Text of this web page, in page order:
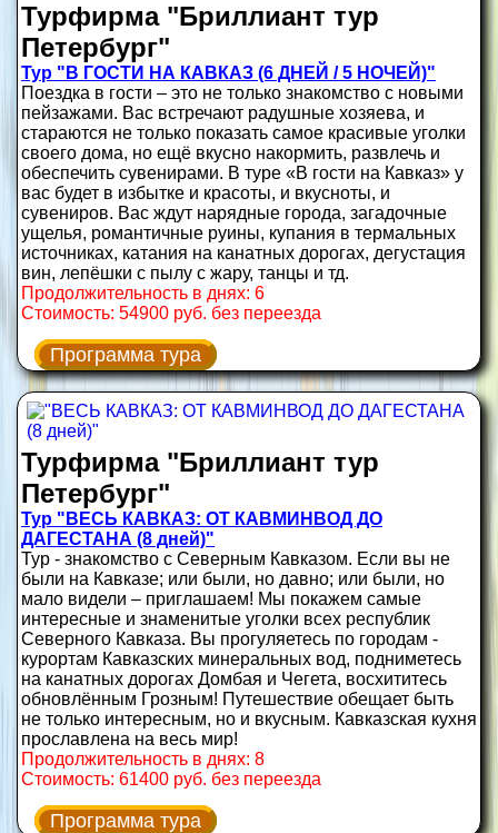
Турфирма "Бриллиант тур
Петербург"
Тур "В ГОСТИ НА КАВКАЗ (6 ДНЕЙ / 5 НОЧЕЙ)"
Поездка в гости – это не только знакомство с новыми
пейзажами. Вас встречают радушные хозяева, и
стараются не только показать самое красивые уголки
своего дома, но ещё вкусно накормить, развлечь и
обеспечить сувенирами. В туре «В гости на Кавказ» у
вас будет в избытке и красоты, и вкусноты, и
сувениров. Вас ждут нарядные города, загадочные
ущелья, романтичные руины, купания в термальных
источниках, катания на канатных дорогах, дегустация
вин, лепёшки с пылу с жару, танцы и тд.
Продолжительность в днях: 6
Стоимость: 54900 руб. без переезда
Программа тура
Турфирма "Бриллиант тур
Петербург"
Тур "ВЕСЬ КАВКАЗ: ОТ КАВМИНВОД ДО
ДАГЕСТАНА (8 дней)"
Тур - знакомство с Северным Кавказом. Если вы не
были на Кавказе; или были, но давно; или были, но
мало видели – приглашаем! Мы покажем самые
интересные и знаменитые уголки всех республик
Северного Кавказа. Вы прогуляетесь по городам -
курортам Кавказских минеральных вод, подниметесь
на канатных дорогах Домбая и Чегета, восхититесь
обновлённым Грозным! Путешествие обещает быть
не только интересным, но и вкусным. Кавказская кухня
прославлена на весь мир!
Продолжительность в днях: 8
Стоимость: 61400 руб. без переезда
Программа тура